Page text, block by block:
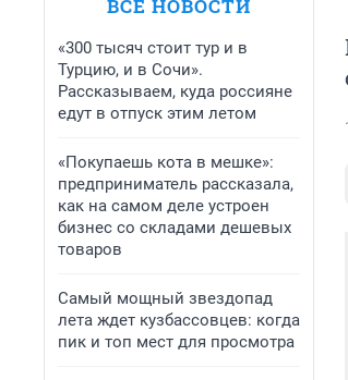
ВСЕ НОВОСТИ
«300 тысяч стоит тур и в
Турцию, и в Сочи».
Рассказываем, куда россияне
едут в отпуск этим летом
«Покупаешь кота в мешке»:
предприниматель рассказала,
как на самом деле устроен
бизнес со складами дешевых
товаров
Самый мощный звездопад
лета ждет кузбассовцев: когда
пик и топ мест для просмотра